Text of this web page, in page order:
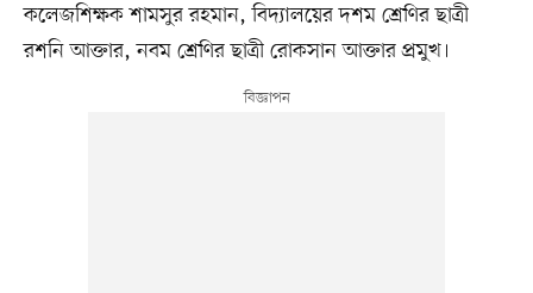
কলেজশিক্ষক শামসুর রহমান, বিদ্যালয়ের দশম শ্রেণির ছাত্রী
রশনি আক্তার, নবম শ্রেণির ছাত্রী রোকসান আক্তার প্রমুখ।